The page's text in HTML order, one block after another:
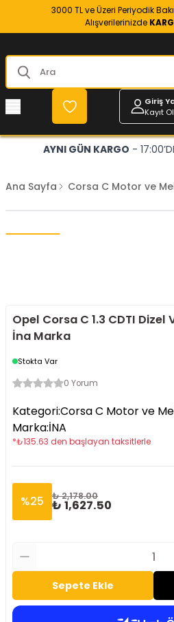
3000 TL ve Üzeri Periyodik
Alışverilerinizde
Giriş
Kayıt Ol
AYNI GÜN KARGO -
Ana Sayfa Corsa C Motor ve
Opel Corsa C 1.3 CDTI Dizel
İna Marka
Stokta Var
0 Yorum
Kategori:Corsa C Motor ve
Marka:İNA
*₺135.63 den başlayan taksitlerle
%25 ₺ 2,178.00
₺ 1,627.50
Sepete Ekle